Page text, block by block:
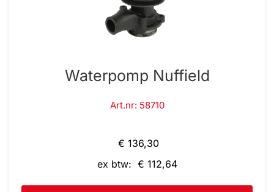
Waterpomp Nuffield
Art.nr: 58710
€ 136,30
ex btw: € 112,64